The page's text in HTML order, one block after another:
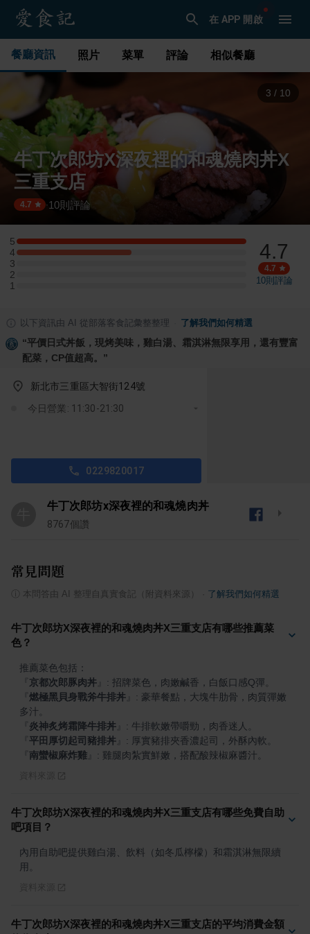
在 APP 開啟
餐廳資訊 照片 菜單 評論 相似餐廳
4 / 10
牛丁次郎坊X深夜裡的和魂燒肉丼X
三重支店
4.7 ·10則評論
5
5 星：4 則評論
4
4 星：2 則評論
3
3 星：0 則評論
2
2 星：0 則評論
1
1 星：0 則評論
4.7
4.7
10則評論
以下資訊由 AI 從部落客食記彙整整理 了解我們如何精選
“平價日式丼飯，現烤美味，雞白湯、霜淇淋無限享用，還有豐富
配菜，CP值超高。 ”
新北市三重區大智街124號
今日營業: 11:30-21:30
0229820017
牛丁次郎坊x深夜裡的和魂燒肉丼
8767個讚
常見問題
本問答由 AI 整理自真實食記（附資料來源） 了解我們如何精選
牛丁次郎坊X深夜裡的和魂燒肉丼X三重支店有哪些推薦菜
色？
京都次郎豚肉丼
燃極黑貝身戰斧牛排丼
: 豪華餐點，大塊牛肋骨，肉質彈嫩
炎神炙烤霜降牛排丼
平田厚切起司豬排丼
南蠻椒麻炸雞 : 雞腿肉紮實鮮嫩，搭配酸辣椒麻醬汁。
牛丁次郎坊X深夜裡的和魂燒肉丼X三重支店有哪些免費自助
吧項目？
內用自助吧提供雞白湯、飲料（如冬瓜檸檬）和霜淇淋無限續
用。
牛丁次郎坊X深夜裡的和魂燒肉丼X三重支店的平均消費金額